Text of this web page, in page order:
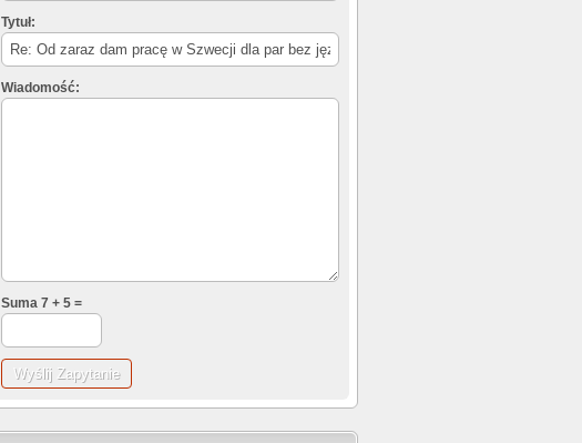
Tytuł:
Wiadomość:
Suma 7 + 5 =